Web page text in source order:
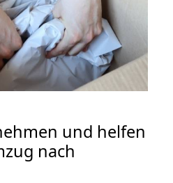
und helfen
nach